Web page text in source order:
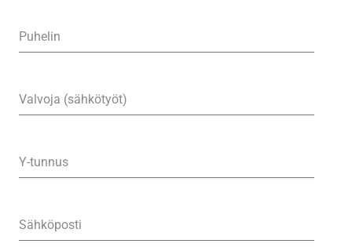
Puhelin
Valvoja (sähkötyöt)
Y-tunnus
Sähköposti